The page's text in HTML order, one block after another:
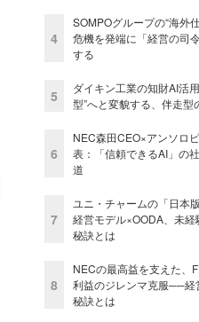
4
SOMPOグループの“海外
危機を発端に「経営の司
する
5
ダイキン工業の知財AI活
型”へと変貌する、伴走型
6
NEC森田CEO×アンソロ
表：「信頼できるAI」の
道
7
ユニ・チャームの「日本
経営モデル×OODA、未
秘訣とは
8
NECの最高益を支えた、
利益のジレンマ克服──経
秘訣とは